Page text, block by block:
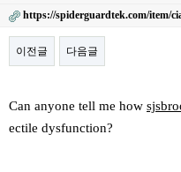
https://spiderguardtek.com/item/
이전글 다음글
Can anyone tell me how
ectile dysfunction?